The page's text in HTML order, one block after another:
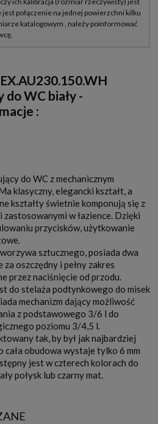
do WC biały -
:
do WC z mechanicznym
klasyczny, elegancki kształt, a
kształty świetnie komponują się z
w łazience. Dzięki
przycisków, użytkowanie
sztucznego, posiada dwa
oszczędny i pełny zakres
przez naciśnięcie od przodu.
do stelaża podtynkowego do misek
mechanizm dający możliwość
z podstawowego 3/6 l do
poziomu 3/4,5 l.
tak, by był jak najbardziej
obudowa wystaje tylko 6 mm
jest w czterech kolorach do
połysk lub czarny mat.